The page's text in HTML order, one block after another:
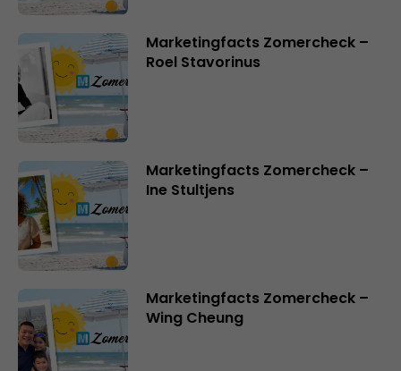
Marketingfacts Zomercheck –
Roel Stavorinus
Marketingfacts Zomercheck –
Ine Stultjens
Marketingfacts Zomercheck –
Wing Cheung